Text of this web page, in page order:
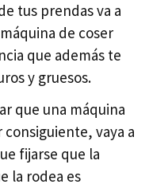
tus prendas va a
de coser
que además te
y gruesos.
que una máquina
vaya a
fijarse que la
la rodea es